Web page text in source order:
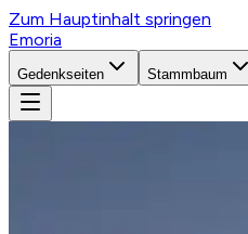
Zum Hauptinhalt springen
Emoria
Gedenkseiten Stammbaum